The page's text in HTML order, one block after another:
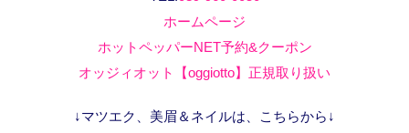
ホームページ
ホットペッパーNET予約&クーポン
オッジィオット【oggiotto】正規取り扱い
↓マツエク、美眉＆ネイルは、こちらから↓